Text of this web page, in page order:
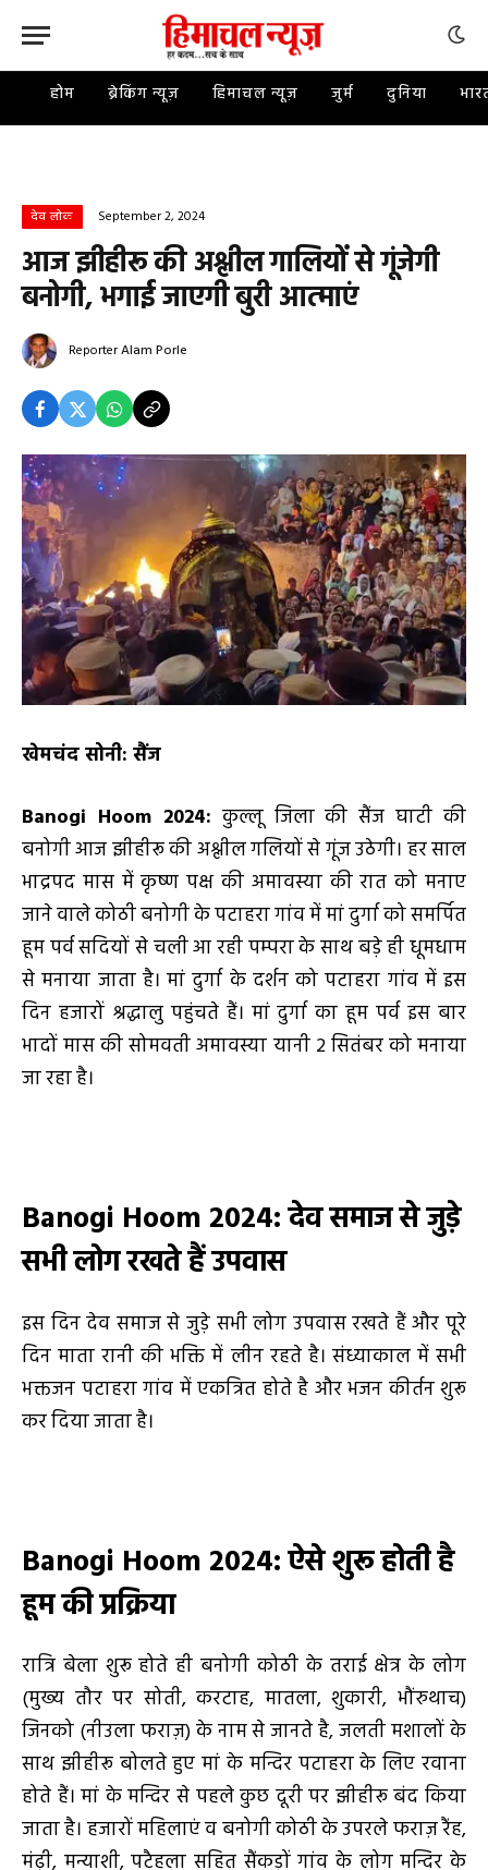
होम ब्रेकिंग न्यूज़ हिमाचल न्यूज़ जुर्म दुनिया
देव लोक September 2, 2024
आज झीहीरू की अश्लील गालियों से गूंजेगी
बनोगी, भगाई जाएगी बुरी आत्माएं
ReporterAlam Porle
खेमचंद सोनी: सैंज
Banogi Hoom 2024: कुल्लू जिला की सैंज घाटी की
बनोगी आज झीहीरू की अश्लील गलियों से गूंज उठेगी। हर साल
भाद्रपद मास में कृष्ण पक्ष की अमावस्या की रात को मनाए
जाने वाले कोठी बनोगी के पटाहरा गांव में मां दुर्गा को समर्पित
हूम पर्व सदियों से चली आ रही पम्परा के साथ बड़े ही धूमधाम
से मनाया जाता है। मां दुर्गा के दर्शन को पटाहरा गांव में इस
दिन हजारों श्रद्धालु पहुंचते हैं। मां दुर्गा का हूम पर्व इस बार
भादों मास की सोमवती अमावस्या यानी 2 सितंबर को मनाया
जा रहा है।
Banogi Hoom 2024:देव समाज से जुड़े
सभी लोग रखते हैं उपवास
इस दिन देव समाज से जुड़े सभी लोग उपवास रखते हैं और पूरे
दिन माता रानी की भक्ति में लीन रहते है। संध्याकाल में सभी
भक्तजन पटाहरा गांव में एकत्रित होते है और भजन कीर्तन शुरू
कर दिया जाता है।
Banogi Hoom 2024:ऐसे शुरू होती है
हूम की प्रक्रिया
रात्रि बेला शुरू होते ही बनोगी कोठी के तराई क्षेत्र के लोग
(मुख्य तौर पर सोती, करटाह, मातला, शुकारी, भौंरुथाच)
जिनको (नीउला फराज़) के नाम से जानते है, जलती मशालों के
साथ झीहीरू बोलते हुए मां के मन्दिर पटाहरा के लिए रवाना
होते हैं। मां के मन्दिर से पहले कुछ दूरी पर झीहीरू बंद किया
जाता है। हजारों महिलाएं व बनोगी कोठी के उपरले फराज़ रैंह,
मंढ़ी, मन्याशी, पटैहला सहित सैंकड़ों गांव के लोग मन्दिर के